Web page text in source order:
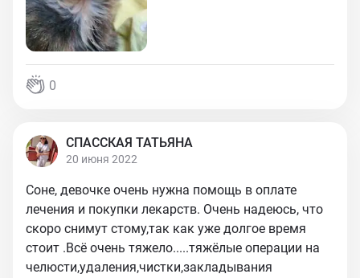
0
СПАССКАЯ ТАТЬЯНА
20 июня 2022
Соне, девочке очень нужна помощь в оплате
лечения и покупки лекарств. Очень надеюсь, что
скоро снимут стому,так как уже долгое время
стоит .Всё очень тяжело.....тяжёлые операции на
челюсти,удаления,чистки,закладывания